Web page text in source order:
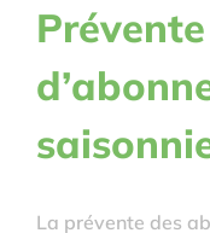
Prévente
La prévente des